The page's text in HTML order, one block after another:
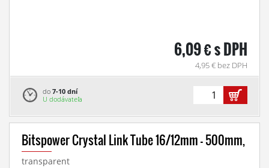
6,09 € s DPH
4,95 € bez DPH
do 7-10 dní
U dodávateľa
Bitspower Crystal Link Tube 16/12mm - 500mm,
transparent